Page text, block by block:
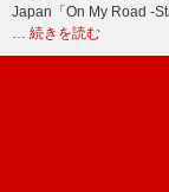
Japan「On My Road -
… 続きを読む